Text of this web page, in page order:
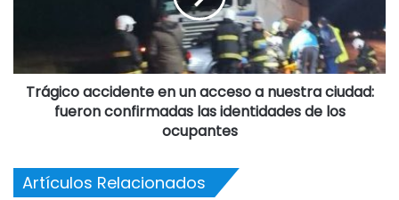
Trágico accidente en un acceso a nuestra ciudad:
fueron confirmadas las identidades de los
ocupantes
Artículos Relacionados